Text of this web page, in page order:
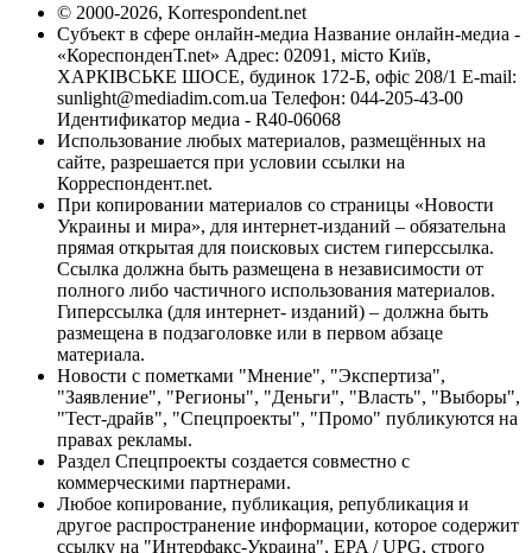
© 2000-2026, Korrespondent.net
Субъект в сфере онлайн-медиа Название онлайн-медиа -
«КореспонденТ.net» Адрес: 02091, місто Київ,
ХАРКІВСЬКЕ ШОСЕ, будинок 172-Б, офіс 208/1 E-mail:
sunlight@mediadim.com.ua Телефон: 044-205-43-00
Идентификатор медиа - R40-06068
Использование любых материалов, размещённых на
сайте, разрешается при условии ссылки на
Корреспондент.net.
При копировании материалов со страницы «Новости
Украины и мира», для интернет-изданий – обязательна
прямая открытая для поисковых систем гиперссылка.
Ссылка должна быть размещена в независимости от
полного либо частичного использования материалов.
Гиперссылка (для интернет- изданий) – должна быть
размещена в подзаголовке или в первом абзаце
материала.
Новости с пометками "Мнение", "Экспертиза",
"Заявление", "Регионы", "Деньги", "Власть", "Выборы",
"Тест-драйв", "Спецпроекты", "Промо" публикуются на
правах рекламы.
Раздел Спецпроекты создается совместно с
коммерческими партнерами.
Любое копирование, публикация, републикация и
другое распространение информации, которое содержит
ссылку на "Интерфакс-Украина", EPA / UPG, строго